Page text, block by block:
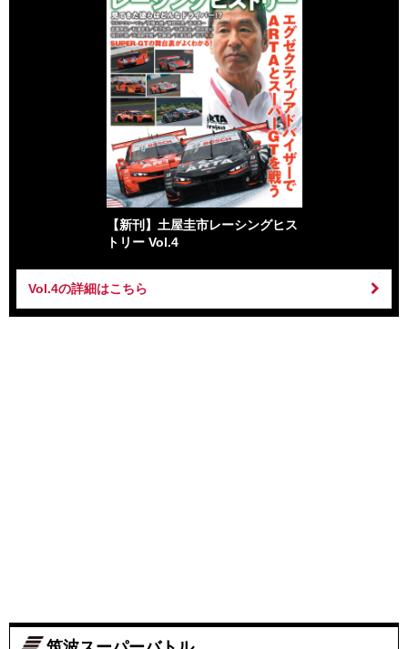
【新刊】土屋圭市レーシングヒス
トリー Vol.4
Vol.4の詳細はこちら